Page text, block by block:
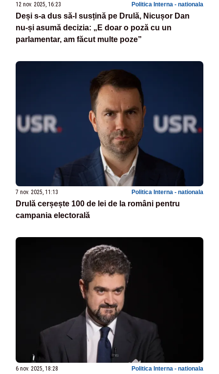
12 nov. 2025, 16:23 Politica Interna - nationala
Deși s-a dus să-l susțină pe Drulă, Nicușor Dan
nu-și asumă decizia: „E doar o poză cu un
parlamentar, am făcut multe poze”
7 nov. 2025, 11:13 Politica Interna - nationala
Drulă cerșește 100 de lei de la români pentru
campania electorală
6 nov. 2025, 18:28 Politica Interna - nationala